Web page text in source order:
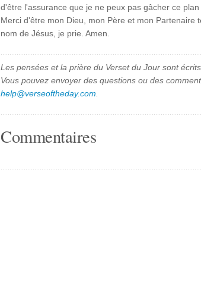
d'être l'assurance que je ne peux pas gâcher ce plan
Merci d'être mon Dieu, mon Père et mon Partenaire
nom de Jésus, je prie. Amen.
Les pensées et la prière du Verset du Jour sont
Vous pouvez envoyer des questions ou des
help@verseoftheday.com
Commentaires